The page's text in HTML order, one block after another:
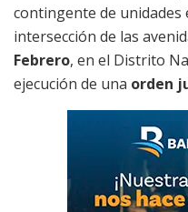
contingente de unidades
intersección de las
Febrero, en el Distrito
ejecución de una orden